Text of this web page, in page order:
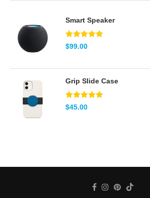
Smart Speaker
Note5.00
sur 5
$99.00
Grip Slide Case
Note5.00
sur 5
$45.00